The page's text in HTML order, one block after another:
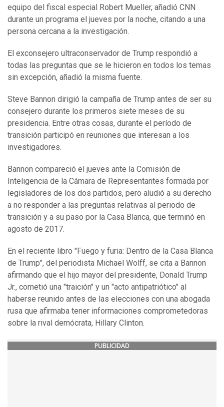
equipo del fiscal especial Robert Mueller, añadió CNN
durante un programa el jueves por la noche, citando a una
persona cercana a la investigación.
El exconsejero ultraconservador de Trump respondió a
todas las preguntas que se le hicieron en todos los temas
sin excepción, añadió la misma fuente.
Steve Bannon dirigió la campaña de Trump antes de ser su
consejero durante los primeros siete meses de su
presidencia. Entre otras cosas, durante el período de
transición participó en reuniones que interesan a los
investigadores.
Bannon compareció el jueves ante la Comisión de
Inteligencia de la Cámara de Representantes formada por
legisladores de los dos partidos, pero aludió a su derecho
a no responder a las preguntas relativas al periodo de
transición y a su paso por la Casa Blanca, que terminó en
agosto de 2017.
En el reciente libro "Fuego y furia: Dentro de la Casa Blanca
de Trump", del periodista Michael Wolff, se cita a Bannon
afirmando que el hijo mayor del presidente, Donald Trump
Jr., cometió una "traición" y un "acto antipatriótico" al
haberse reunido antes de las elecciones con una abogada
rusa que afirmaba tener informaciones comprometedoras
sobre la rival demócrata, Hillary Clinton.
PUBLICIDAD